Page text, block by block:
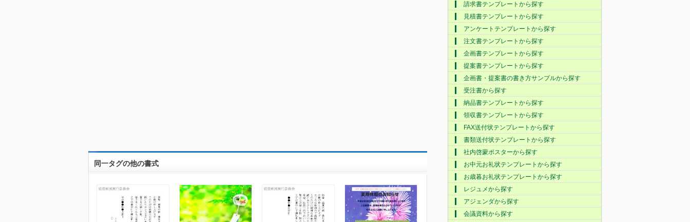
同一タグの他の書式
請求書テンプレートから探す
見積書テンプレートから探す
アンケートテンプレートから探す
注文書テンプレートから探す
企画書テンプレートから探す
提案書テンプレートから探す
企画書・提案書の書き方サンプルから探す
受注書から探す
納品書テンプレートから探す
領収書テンプレートから探す
FAX送付状テンプレートから探す
書類送付状テンプレートから探す
社内啓蒙ポスターから探す
お中元お礼状テンプレートから探す
お歳暮お礼状テンプレートから探す
レジュメから探す
アジェンダから探す
会議資料から探す